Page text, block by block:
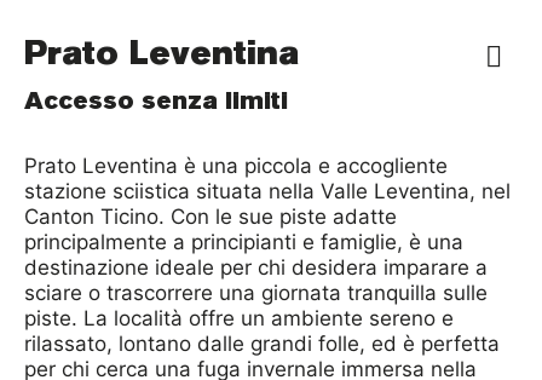
Prato Leventina
Accesso senza limiti
Prato Leventina è una piccola e accogliente
stazione sciistica situata nella Valle Leventina, nel
Canton Ticino. Con le sue piste adatte
principalmente a principianti e famiglie, è una
destinazione ideale per chi desidera imparare a
sciare o trascorrere una giornata tranquilla sulle
piste. La località offre un ambiente sereno e
rilassato, lontano dalle grandi folle, ed è perfetta
per chi cerca una fuga invernale immersa nella